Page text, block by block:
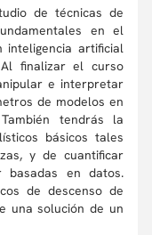
de técnicas de
en el
inteligencia artificial
finalizar el curso
e interpretar
de modelos en
tendrás la
básicos tales
y de cuantificar
basadas en datos.
de descenso de
una solución de un